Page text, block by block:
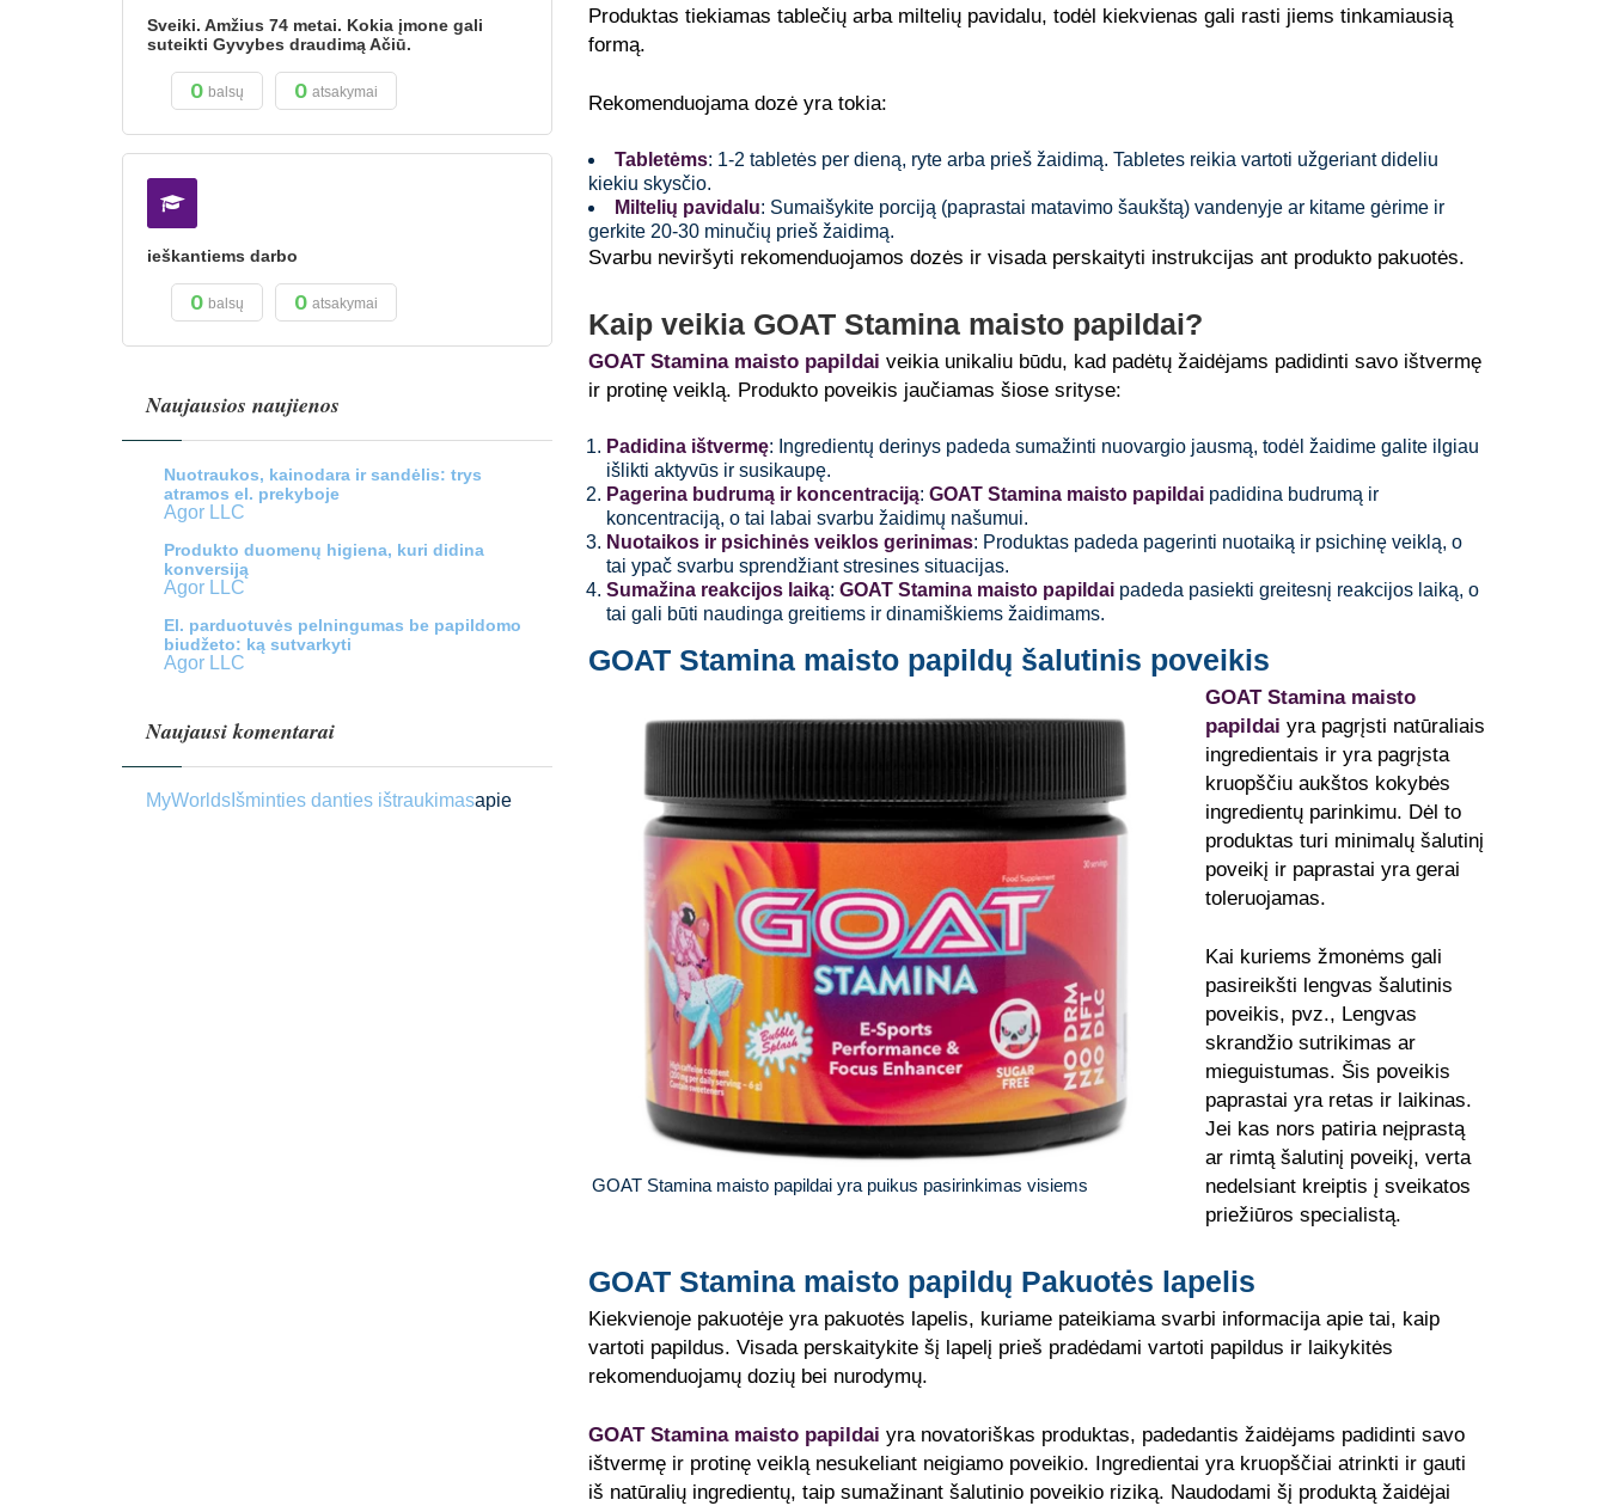
Produktas tiekiamas tablečių arba miltelių pavidalu, todėl kiekvienas gali rasti jiems tinkamiausią
formą.
Rekomenduojama dozė yra tokia:
Tabletėms: 1-2 tabletės per dieną, ryte arba prieš žaidimą. Tabletes reikia vartoti užgeriant dideliu
kiekiu skysčio.
Miltelių pavidalu: Sumaišykite porciją (paprastai matavimo šaukštą) vandenyje ar kitame gėrime ir
gerkite 20-30 minučių prieš žaidimą.
Svarbu neviršyti rekomenduojamos dozės ir visada perskaityti instrukcijas ant produkto pakuotės.
Kaip veikia GOAT Stamina maisto papildai?
GOAT Stamina maisto papildai veikia unikaliu būdu, kad padėtų žaidėjams padidinti savo ištvermę
ir protinę veiklą. Produkto poveikis jaučiamas šiose srityse:
Padidina ištvermę: Ingredientų derinys padeda sumažinti nuovargio jausmą, todėl žaidime galite ilgiau
išlikti aktyvūs ir susikaupę.
Pagerina budrumą ir koncentraciją: GOAT Stamina maisto papildai padidina budrumą ir
koncentraciją, o tai labai svarbu žaidimų našumui.
Nuotaikos ir psichinės veiklos gerinimas: Produktas padeda pagerinti nuotaiką ir psichinę veiklą, o
tai ypač svarbu sprendžiant stresines situacijas.
Sumažina reakcijos laiką: GOAT Stamina maisto papildai padeda pasiekti greitesnį reakcijos laiką, o
tai gali būti naudinga greitiems ir dinamiškiems žaidimams.
GOAT Stamina maisto papildų šalutinis poveikis
GOAT Stamina maisto papildai yra puikus pasirinkimas visiems
GOAT Stamina maisto
papildai yra pagrįsti natūraliais
ingredientais ir yra pagrįsta
kruopščiu aukštos kokybės
ingredientų parinkimu. Dėl to
produktas turi minimalų šalutinį
poveikį ir paprastai yra gerai
toleruojamas.
Kai kuriems žmonėms gali
pasireikšti lengvas šalutinis
poveikis, pvz., Lengvas
skrandžio sutrikimas ar
mieguistumas. Šis poveikis
paprastai yra retas ir laikinas.
Jei kas nors patiria neįprastą
ar rimtą šalutinį poveikį, verta
nedelsiant kreiptis į sveikatos
priežiūros specialistą.
GOAT Stamina maisto papildų Pakuotės lapelis
Kiekvienoje pakuotėje yra pakuotės lapelis, kuriame pateikiama svarbi informacija apie tai, kaip
vartoti papildus. Visada perskaitykite šį lapelį prieš pradėdami vartoti papildus ir laikykitės
rekomenduojamų dozių bei nurodymų.
GOAT Stamina maisto papildai yra novatoriškas produktas, padedantis žaidėjams padidinti savo
ištvermę ir protinę veiklą nesukeliant neigiamo poveikio. Ingredientai yra kruopščiai atrinkti ir gauti
iš natūralių ingredientų, taip sumažinant šalutinio poveikio riziką. Naudodami šį produktą žaidėjai
Sveiki. Amžius 74 metai. Kokia įmone gali
suteikti Gyvybes draudimą Ačiū.
0 balsų 0 atsakymai
ieškantiems darbo
0 balsų 0 atsakymai
Naujausios naujienos
Nuotraukos, kainodara ir sandėlis: trys
atramos el. prekyboje
Agor LLC
Produkto duomenų higiena, kuri didina
konversiją
Agor LLC
El. parduotuvės pelningumas be papildomo
biudžeto: ką sutvarkyti
Agor LLC
Naujausi komentarai
MyWorlds apie
Išminties danties ištraukimas